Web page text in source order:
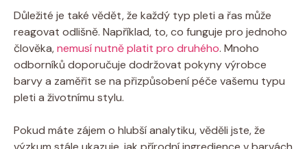
Důležité je také vědět, že každý typ pleti a řas může
reagovat odlišně. Například, to, co funguje pro jednoho
člověka,nemusí nutně platit pro druhého. Mnoho
odborníků doporučuje dodržovat pokyny výrobce
barvy a zaměřit se na přizpůsobení péče vašemu typu
pleti a životnímu stylu.
Pokud máte zájem o hlubší analytiku, věděli jste, že